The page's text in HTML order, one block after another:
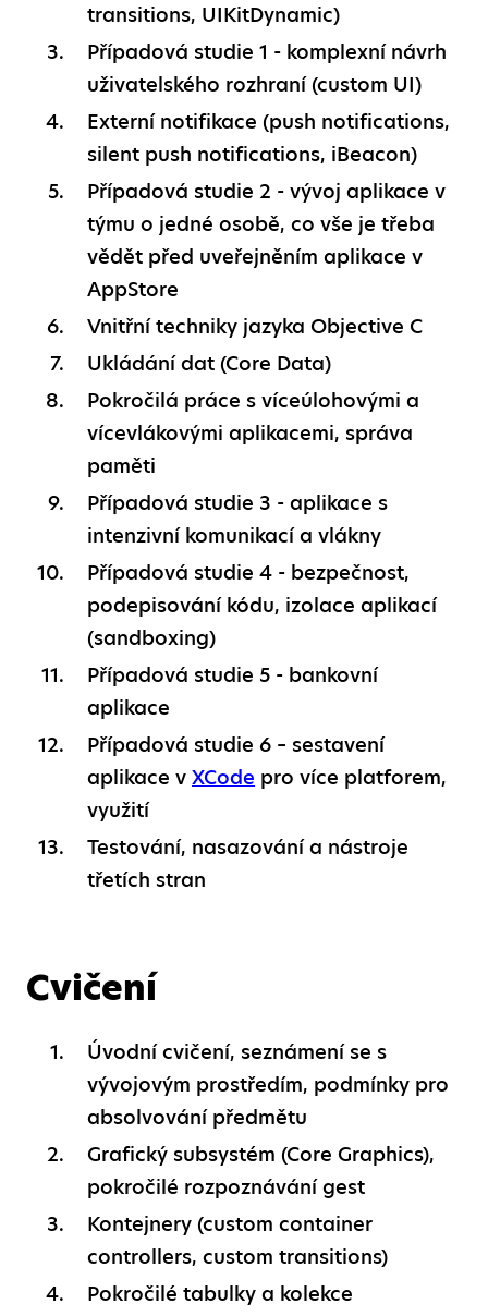
transitions, UIKitDynamic)
Případová studie 1 - komplexní návrh
uživatelského rozhraní (custom UI)
Externí notifikace (push notifications,
silent push notifications, iBeacon)
Případová studie 2 - vývoj aplikace v
týmu o jedné osobě, co vše je třeba
vědět před uveřejněním aplikace v
AppStore
Vnitřní techniky jazyka Objective C
Ukládání dat (Core Data)
Pokročilá práce s víceúlohovými a
vícevlákovými aplikacemi, správa
paměti
Případová studie 3 - aplikace s
intenzivní komunikací a vlákny
Případová studie 4 - bezpečnost,
podepisování kódu, izolace aplikací
(sandboxing)
Případová studie 5 - bankovní
aplikace
Případová studie 6 – sestavení
aplikace v XCode pro více platforem,
využití
Testování, nasazování a nástroje
třetích stran
Cvičení
Úvodní cvičení, seznámení se s
vývojovým prostředím, podmínky pro
absolvování předmětu
Grafický subsystém (Core Graphics),
pokročilé rozpoznávání gest
Kontejnery (custom container
controllers, custom transitions)
Pokročilé tabulky a kolekce